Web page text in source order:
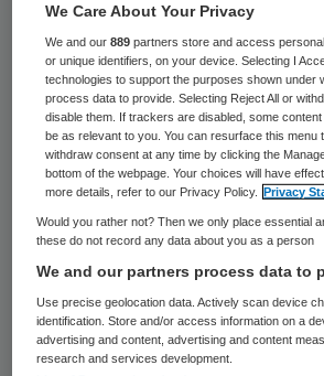
hoeveel insuline ze moeten
Onderzoekers van het
Centrum (AMC) in
Inreda BV hebben een
kunstalvleesklier ontwikkeld
meet en bepaalt.
Diabetici
Diabetici kunnen daardoor
normaal leven leiden, aldus de
We Care About Your Privacy
We and our889 partners store and access
or unique identifiers, on your device. Selecting I
technologies to support the purposes shown under
process data to provide. Selecting Reject All or
disable them. If trackers are disabled, some
be as relevant to you. You can resurface this menu
withdraw consent at any time by clicking the
bottom of the webpage. Your choices will have
more details, refer to our Privacy Policy.
Privacy
Would you rather not? Then we only place essential
these do not record any data about you as a person
We and our partners process data to
Use precise geolocation data. Actively scan device
identification. Store and/or access information on a
advertising and content, advertising and content
research and services development.